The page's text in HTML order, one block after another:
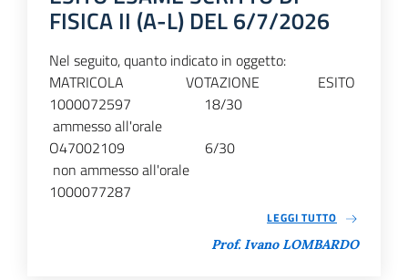
FISICA II (A-L) DEL 6/7/2026
Nel seguito, quanto indicato in oggetto:
MATRICOLA VOTAZIONE ESITO
1000072597 18/30
ammesso all'orale
O47002109 6/30
non ammesso all'orale
1000077287
LEGGI TUTTO
Prof. Ivano LOMBARDO